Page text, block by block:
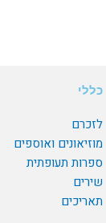
כללי
לזכרם
מוזיאונים ואוספים
ספרות תעופתית
שירים
תאריכים